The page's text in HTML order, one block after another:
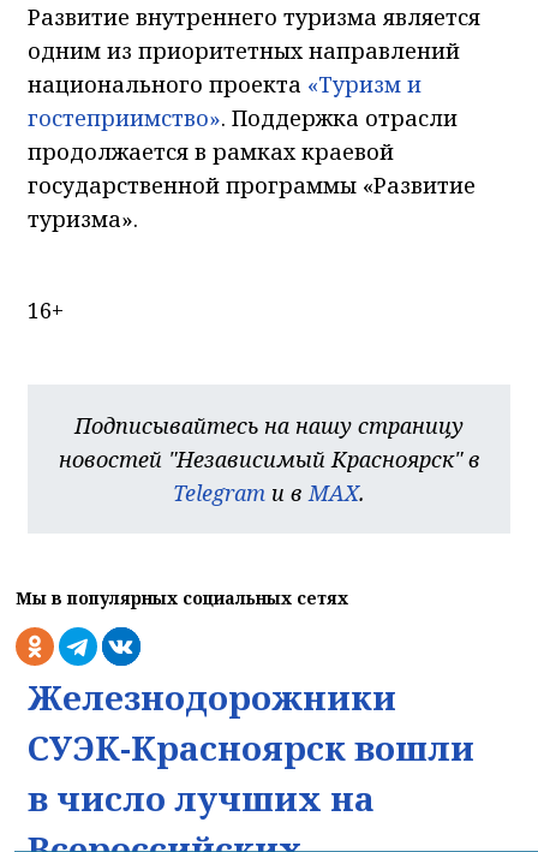
Развитие внутреннего туризма является
одним из приоритетных направлений
национального проекта «Туризм и
гостеприимство». Поддержка отрасли
продолжается в рамках краевой
государственной программы «Развитие
туризма».
16+
Подписывайтесь на нашу страницу
новостей "Независимый Красноярск" в
Telegram и вMAX.
Мы в популярных социальных сетях
Железнодорожники
СУЭК-Красноярск вошли
в число лучших на